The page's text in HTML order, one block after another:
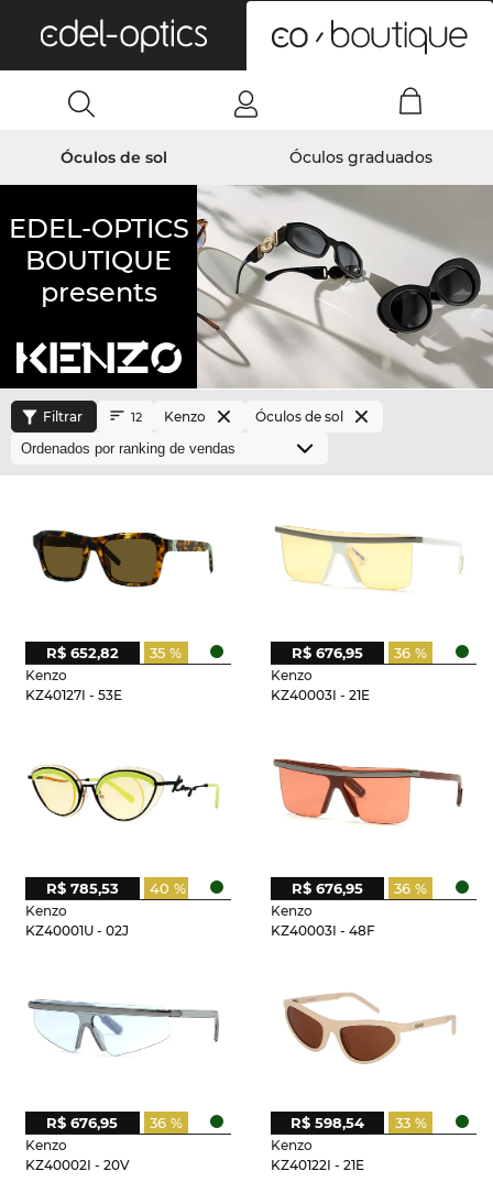
Óculos de sol Óculos graduados
EDEL-OPTICS
BOUTIQUE
presents
Filtrar 12 Kenzo Óculos de sol
Kenzo
KZ40127I - 53E
35 %
R$ 652,82
Kenzo
KZ40003I - 21E
36 %
R$ 676,95
Kenzo
KZ40001U - 02J
40 %
R$ 785,53
Kenzo
KZ40003I - 48F
36 %
R$ 676,95
Kenzo
KZ40002I - 20V
36 %
R$ 676,95
Kenzo
KZ40122I - 21E
33 %
R$ 598,54